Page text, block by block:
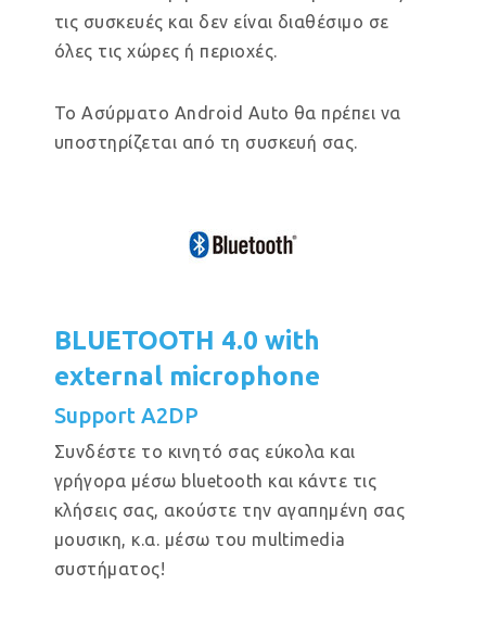
τις συσκευές και δεν είναι διαθέσιμο σε
όλες τις χώρες ή περιοχές.
Το Ασύρματο Android Auto θα πρέπει να
υποστηρίζεται από τη συσκευή σας.
BLUETOOTH 4.0 with
external microphone
Support A2DP
Συνδέστε το κινητό σας εύκολα και
γρήγορα μέσω bluetooth και κάντε τις
κλήσεις σας, ακούστε την αγαπημένη σας
μουσικη, κ.α. μέσω του multimedia
συστήματος!